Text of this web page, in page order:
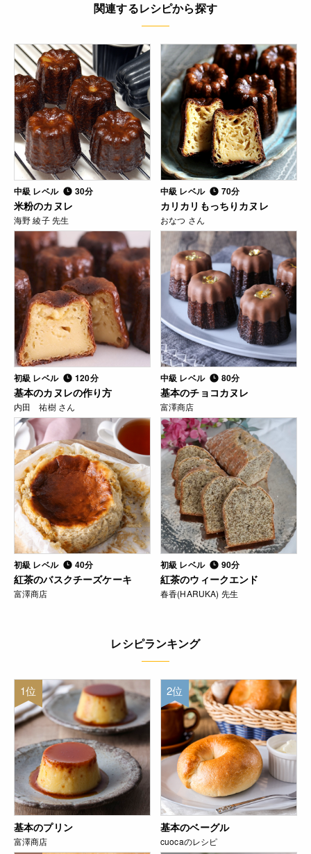
関連するレシピから探す
中級 レベル 30分
米粉のカヌレ
海野 綾子 先生
中級 レベル 70分
カリカリもっちりカヌレ
おなつ さん
初級 レベル 120分
基本のカヌレの作り方
内田 祐樹 さん
中級 レベル 80分
基本のチョコカヌレ
富澤商店
初級 レベル 40分
紅茶のバスクチーズケーキ
富澤商店
初級 レベル 90分
紅茶のウィークエンド
春香(HARUKA) 先生
レシピランキング
1位
基本のプリン
富澤商店
2位
基本のベーグル
cuocaのレシピ